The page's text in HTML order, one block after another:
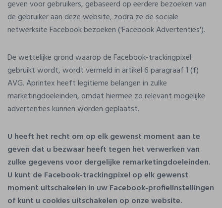
geven voor gebruikers, gebaseerd op eerdere bezoeken van
de gebruiker aan deze website, zodra ze de sociale
netwerksite Facebook bezoeken ('Facebook Advertenties').
De wettelijke grond waarop de Facebook-trackingpixel
gebruikt wordt, wordt vermeld in artikel 6 paragraaf 1 (f)
AVG. Aprintex heeft legitieme belangen in zulke
marketingdoeleinden, omdat hiermee zo relevant mogelijke
advertenties kunnen worden geplaatst.
U heeft het recht om op elk gewenst moment aan te
geven dat u bezwaar heeft tegen het verwerken van
zulke gegevens voor dergelijke remarketingdoeleinden.
U kunt de Facebook-trackingpixel op elk gewenst
moment uitschakelen in uw Facebook-profielinstellingen
of kunt u cookies uitschakelen op onze website.